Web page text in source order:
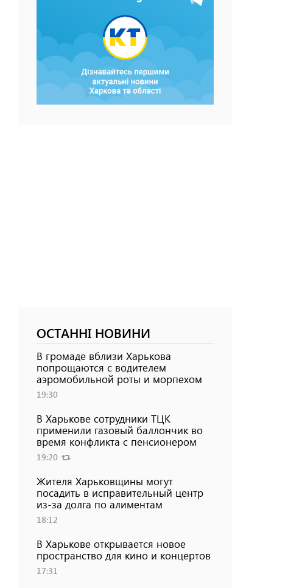
ОСТАННІ НОВИНИ
В громаде вблизи Харькова
попрощаются с водителем
аэромобильной роты и морпехом
19:30
В Харькове сотрудники ТЦК
применили газовый баллончик во
время конфликта с пенсионером
19:20
Жителя Харьковщины могут
посадить в исправительный центр
из-за долга по алиментам
18:12
В Харькове открывается новое
пространство для кино и концертов
17:31